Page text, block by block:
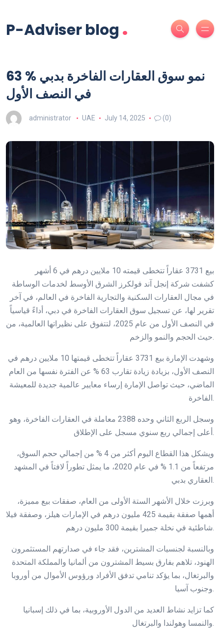
P-Adviser blog .
63 % نمو سوق العقارات الفاخرة بدبي
في النصف الأول
administrator UAE July 14, 2025 (0)
بيع 3731 عقاراً تتخطى قيمته 10 ملايين درهم في 6 أشهر
كشفت شركة إنجل آند فولكرز الشرق الأوسط لخدمات الوساطة
في مجال العقارات السكنية والتجارية الفاخرة في العالم، في آخر
تقرير لها، عن تسجيل سوق العقارات الفاخرة في دبي، أداءً قياسياً
في النصف الأول من عام 2025، لتتفوق على نظيراتها العالمية، من
حيث الحجم والنمو والزخم.
وشهدت الإمارة بيع 3731 عقاراً تتخطى قيمتها 10 ملايين درهم في
النصف الأول، بزيادة زيادة تقارب 63 % عن الفترة نفسها من العام
الماضي، حيث تواصل الإمارة إرساء معايير عالمية جديدة للمعيشة
الفاخرة.
وسجل الربع الثاني وحده 2388 معاملة في العقارات الفاخرة، وهو
أعلى إجمالي ربع سنوي مسجل على الإطلاق.
ويشكل هذا القطاع اليوم أكثر من 4 % من إجمالي حجم السوق،
مرتفعاً من 1.1 % في عام 2020، ما يمثل تطوراً لافتاً في المشهد
العقاري بدبي.
وبرزت خلال الأشهر الستة الأولى من العام، صفقات بيع مميزة،
أهمها صفقة بقيمة 425 مليون درهم في الإمارات هيلز، وصفقة فيلا
شاطئية في نخلة جميرا بقيمة 300 مليون درهم.
وبالنسبة لجنسيات المشترين، فقد جاء في صدارتهم المستثمرون
الهنود، تلاهم بفارق بسيط المشترون من ألمانيا والمملكة المتحدة
والبرتغال، بما يؤكد تنامي تدفق الأفراد ورؤوس الأموال من أوروبا
وجنوب آسيا.
كما تزايد نشاط العديد من الدول الأوروبية، بما في ذلك إسبانيا
والنمسا وهولندا والبرتغال.